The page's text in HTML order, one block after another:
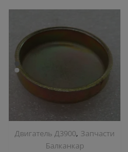
Двигатель Д3900, Запчасти
Балканкар